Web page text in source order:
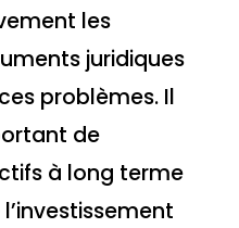
les
juridiques
problèmes. Il
de
à long terme